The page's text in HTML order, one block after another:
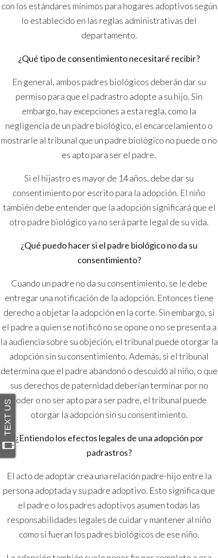
con los estándares mínimos para hogares adoptivos según
lo establecido en las reglas administrativas del
departamento.
¿Qué tipo de consentimiento necesitaré recibir?
En general, ambos padres biológicos deberán dar su
permiso para que el padrastro adopte a su hijo. Sin
embargo, hay excepciones a esta regla, como la
negligencia de un padre biológico, el encarcelamiento o
mostrarle al tribunal que un padre biológico no puede o no
es apto para ser el padre.
Si el hijastro es mayor de 14 años, debe dar su
consentimiento por escrito para la adopción. El niño
también debe entender que la adopción significará que el
otro padre biológico ya no será parte legal de su vida.
¿Qué puedo hacer si el padre biológico no da su
consentimiento?
Cuando un padre no da su consentimiento, se le debe
entregar una notificación de la adopción. Entonces tiene
derecho a objetar la adopción en la corte. Sin embargo, si
el padre a quien se notificó no se opone o no se presenta a
la audiencia sobre su objeción, el tribunal puede otorgar la
adopción sin su consentimiento. Además, si el tribunal
determina que el padre abandonó o descuidó al niño, o que
sus derechos de paternidad deberían terminar por no
poder o no ser apto para ser padre, el tribunal puede
otorgar la adopción sin su consentimiento.
¿Entiendo los efectos legales de una adopción por
padrastros?
El acto de adoptar crea una relación padre-hijo entre la
persona adoptada y su padre adoptivo. Esto significa que
el padre o los padres adoptivos asumen todas las
responsabilidades legales de cuidar y mantener al niño
como si fueran los padres biológicos de ese niño.